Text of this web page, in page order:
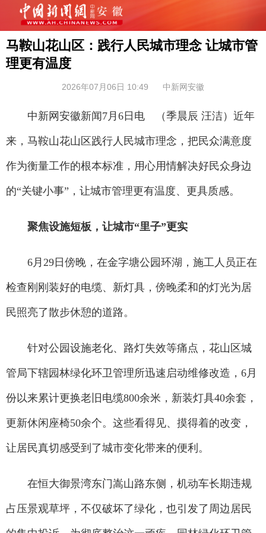
马鞍山花山区：践行人民城市理念 让城市管
理更有温度
2026年07月06日 10:49 中新网安徽
中新网安徽新闻7月6日电 （季晨辰 汪洁）近年
来，马鞍山花山区践行人民城市理念，把民众满意度
作为衡量工作的根本标准，用心用情解决好民众身边
的“关键小事”，让城市管理更有温度、更具质感。
聚焦设施短板，让城市“里子”更实
6月29日傍晚，在金字塘公园环湖，施工人员正在
检查刚刚装好的电缆、新灯具，傍晚柔和的灯光为居
民照亮了散步休憩的道路。
针对公园设施老化、路灯失效等痛点，花山区城
管局下辖园林绿化环卫管理所迅速启动维修改造，6月
份以来累计更换老旧电缆800余米，新装灯具40余套，
更新休闲座椅50余个。这些看得见、摸得着的改变，
让居民真切感受到了城市变化带来的便利。
在恒大御景湾东门嵩山路东侧，机动车长期违规
占压景观草坪，不仅破坏了绿化，也引发了周边居民